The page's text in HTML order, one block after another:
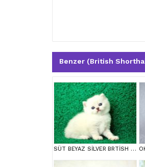
Benzer (British
SÜT BEYAZ SİLVER BRTİSH SHORTHAİR NS1133